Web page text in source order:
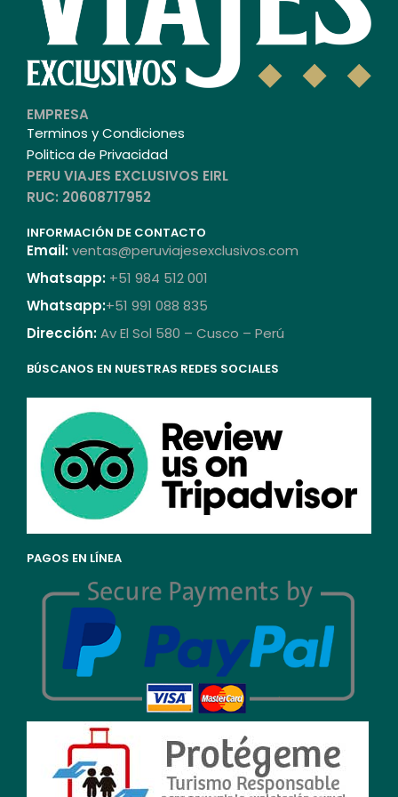
EMPRESA
Terminos y Condiciones
Politica de Privacidad
PERU VIAJES EXCLUSIVOS EIRL
RUC: 20608717952
INFORMACIÓN DE CONTACTO
Email:ventas@peruviajesexclusivos.com
Whatsapp: +51 984 512 001
Whatsapp:+51 991 088 835
Dirección:Av El Sol 580 – Cusco – Perú
BÚSCANOS EN NUESTRAS REDES SOCIALES
PAGOS EN LÍNEA